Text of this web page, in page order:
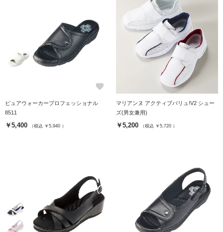
favorite
ピュアウォーカープロフェッショナル
8511
￥5,400 （税込 ￥5,940 ）
マリアンヌ アクティブバリュ!V2 シュー
ズ(男女兼用)
￥5,200 （税込 ￥5,720 ）